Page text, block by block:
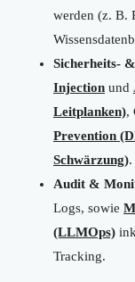
werden (z. B.
Sicherheits-
Injection und
Leitplanken),
Prevention
Schwärzung).
Audit &
Logs, sowie
(LLMOps)
Tracking.